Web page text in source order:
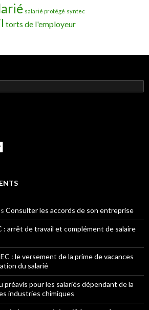
salarié protégé syntec
torts de l'employeur
Consulter les accords de son entreprise
: arrêt de travail et complément de salaire
: le versement de la prime de vacances
du salarié
préavis pour les salariés dépendant de la
industries chimiques